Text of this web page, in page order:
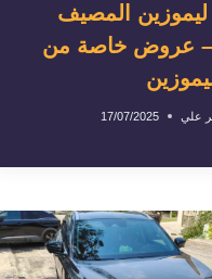
ليموزين المصيف
– عروض خاصة من
علي 17/07/2025